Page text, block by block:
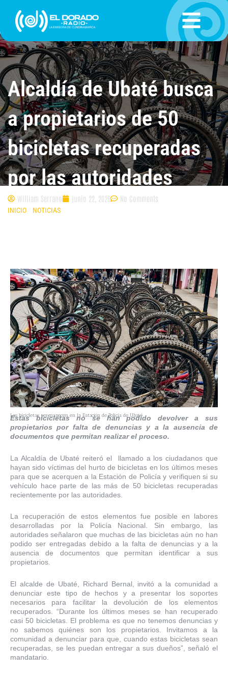
contenido
Alcaldía de Ubaté busca
a propietarios de 50
bicicletas recuperadas
por las autoridades
William Serrano junio 22, 2026 No Comments
INICIO NOTICIAS
Las bicicletas permanecen en la Estación de Policía de Ubaté
Estas bicicletas no se han podido devolver a sus
propietarios por falta de denuncias y a la ausencia de
documentos que permitan realizar el proceso.
La Alcaldía de Ubaté reiteró el llamado a los ciudadanos que
hayan sido víctimas del hurto de bicicletas en los últimos meses
para que se acerquen a la Estación de Policía y verifiquen si su
vehículo hace parte de las más de 50 bicicletas recuperadas
recientemente por las autoridades.
La recuperación de estos elementos fue posible en labores
desarrolladas por la Policía Nacional. Sin embargo, las
autoridades señalaron que muchas de las bicicletas aún no han
podido ser entregadas debido a la falta de denuncias y a la
ausencia de documentos que permitan identificar a sus
propietarios.
El alcalde de Ubaté, Richard Bernal, invitó a la comunidad a
denunciar este tipo de hechos y a presentar los soportes
necesarios para facilitar la devolución de los elementos
recuperados. “Durante los últimos meses se han recuperado
casi 50 bicicletas. El problema es que no tenemos denuncias y
no sabemos quiénes son los propietarios. Invitamos a la
comunidad a denunciar para que, cuando estas bicicletas sean
recuperadas, se les puedan entregar a sus dueños”, señaló el
mandatario.